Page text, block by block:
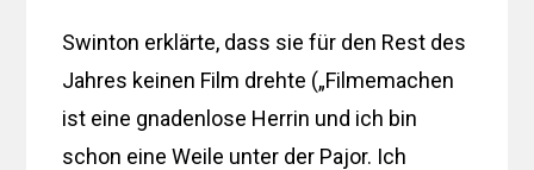
Swinton erklärte, dass sie für den Rest des
Jahres keinen Film drehte („Filmemachen
ist eine gnadenlose Herrin und ich bin
schon eine Weile unter der Pajor. Ich